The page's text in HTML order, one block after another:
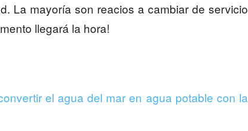
La mayoría son reacios a cambiar de servicio
llegará la hora!
el agua del mar en agua potable con la